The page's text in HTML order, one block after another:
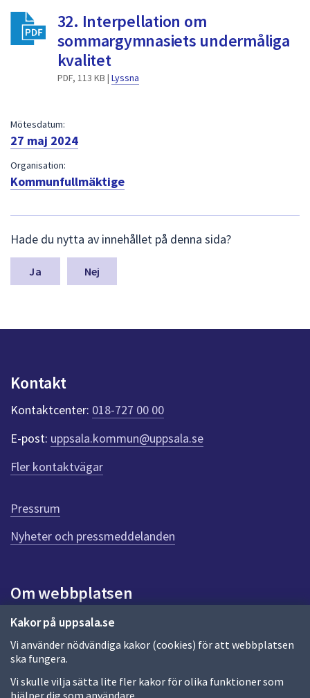
välja
något
Kakor på uppsala.se
Vi använder nödvändiga kakor (cookies) för att webbplatsen
ska fungera.
Vi skulle vilja sätta lite fler kakor för olika funktioner som
hjälper dig som användare.
32. Interpellation om
sommargymnasiets undermåliga
kvalitet
PDF, 113 KB | Lyssna
Mötesdatum:
27 maj 2024
Organisation:
Kommunfullmäktige
ä
m
a
n
k
t
e
r
f
ö
r
e
n
n
a
d
a
Hade du nytta av innehållet på denna sida?
Nej
Kontakt
Kontaktcenter: 018-727 00 00
E-post: uppsala.kommun@uppsala.se
Fler kontaktvägar
Pressrum
Nyheter och pressmeddelanden
Om webbplatsen
Om webbplatsen
Allmänna handlingar och diarium
Behandling av personuppgifter